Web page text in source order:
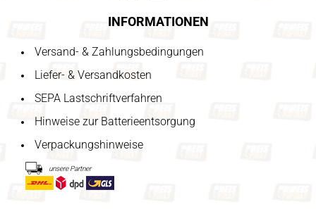
INFORMATIONEN
Versand- & Zahlungsbedingungen
Liefer- & Versandkosten
SEPA Lastschriftverfahren
Hinweise zur Batterieentsorgung
Verpackungshinweise
unsere Partner